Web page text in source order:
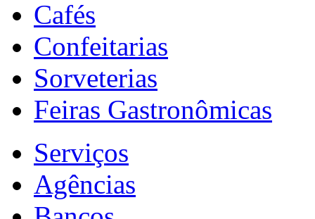
Cafés
Confeitarias
Sorveterias
Feiras Gastronômicas
Serviços
Agências